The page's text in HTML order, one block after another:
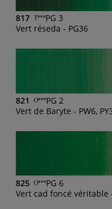
817
PG 3
Vert réseda - PG36
821
PG 2
825
PG 6